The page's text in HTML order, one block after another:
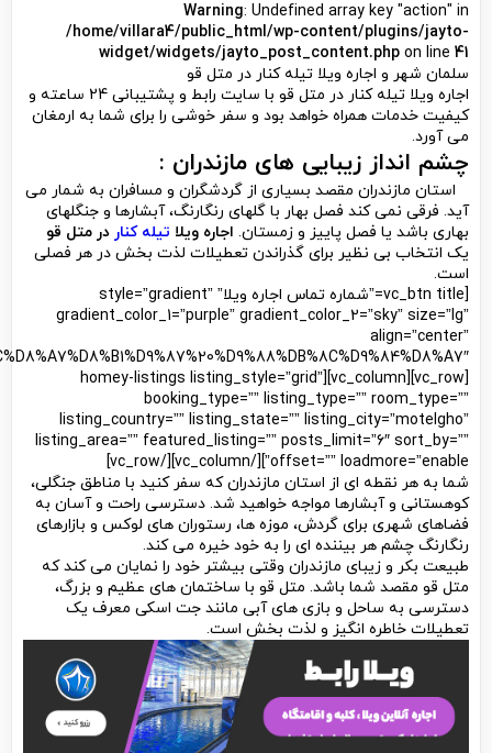
Warning: Undefined array key "action" in
/home/villara4/public_html/wp-content/plugins/jayto-
widget/widgets/jayto_post_content.php on line 41
سلمان شهر و اجاره ویلا تیله کنار در متل قو
اجاره ویلا تیله کنار در متل قو با سایت رابط و پشتیبانی 24 ساعته و
کیفیت خدمات همراه خواهد بود و سفر خوشی را برای شما به ارمغان
می آورد.
چشم انداز زیبایی های مازندران :
استان مازندران مقصد بسیاری از گردشگران و مسافران به شمار می
آید. فرقی نمی کند فصل بهار با گلهای رنگارنگ، آبشارها و جنگلهای
بهاری باشد یا فصل پاییز و زمستان. اجاره ویلا تیله کنار در متل قو
یک انتخاب بی نظیر برای گذراندن تعطیلات لذت بخش در هر فصلی
است.
[vc_btn title=”شماره تماس اجاره ویلا” style=”gradient”
gradient_color_1=”purple” gradient_color_2=”sky” size=”lg”
align=”center”
[vc_row][vc_column][homey-listings listing_style=”grid”
booking_type=”” listing_type=”” room_type=””
listing_country=”” listing_state=”” listing_city=”motelgho”
listing_area=”” featured_listing=”” posts_limit=”6″ sort_by=””
offset=”” loadmore=”enable”][/vc_column][/vc_row]
شما به هر نقطه ای از استان مازندران که سفر کنید با مناطق جنگلی،
کوهستانی و آبشارها مواجه خواهید شد. دسترسی راحت و آسان به
فضاهای شهری برای گردش، موزه ها، رستوران های لوکس و بازارهای
رنگارنگ چشم هر بیننده ای را به خود خیره می کند.
طبیعت بکر و زیبای مازندران وقتی بیشتر خود را نمایان می کند که
متل قو مقصد شما باشد. متل قو با ساختمان های عظیم و بزرگ،
دسترسی به ساحل و بازی های آبی مانند جت اسکی معرف یک
تعطیلات خاطره انگیز و لذت بخش است.